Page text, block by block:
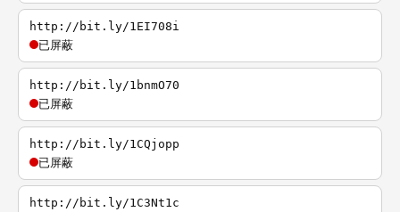
http://bit.ly/1EI708i
已屏蔽
http://bit.ly/1bnmO70
已屏蔽
http://bit.ly/1CQjopp
已屏蔽
http://bit.ly/1C3Nt1c